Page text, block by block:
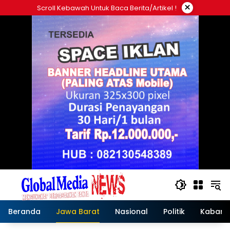
ke
Scroll Kebawah Untuk Baca Berita/artikel ! ×
Beranda Jawa Barat Nasional Politik Kabar